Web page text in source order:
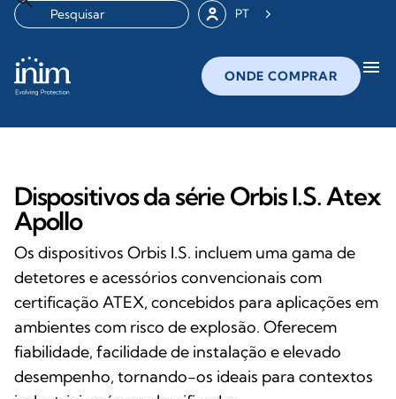
PT
ONDE COMPRAR menu
Dispositivos da série Orbis I.S. Atex
Apollo
Os dispositivos Orbis I.S. incluem uma gama de
detetores e acessórios convencionais com
certificação ATEX, concebidos para aplicações em
ambientes com risco de explosão. Oferecem
fiabilidade, facilidade de instalação e elevado
desempenho, tornando-os ideais para contextos